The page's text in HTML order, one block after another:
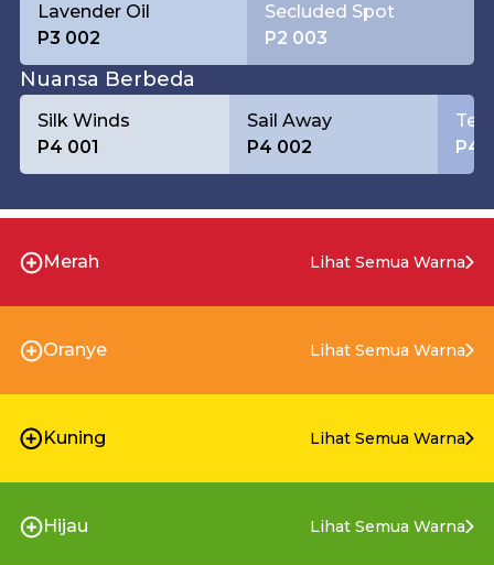
Lavender Oil
P3 002
Secluded Spot
P2 003
Nuansa Berbeda
Silk Winds
P4 001
Sail Away
P4 002
P4
Merah Lihat Semua Warna
Oranye Lihat Semua Warna
Kuning Lihat Semua Warna
Hijau Lihat Semua Warna